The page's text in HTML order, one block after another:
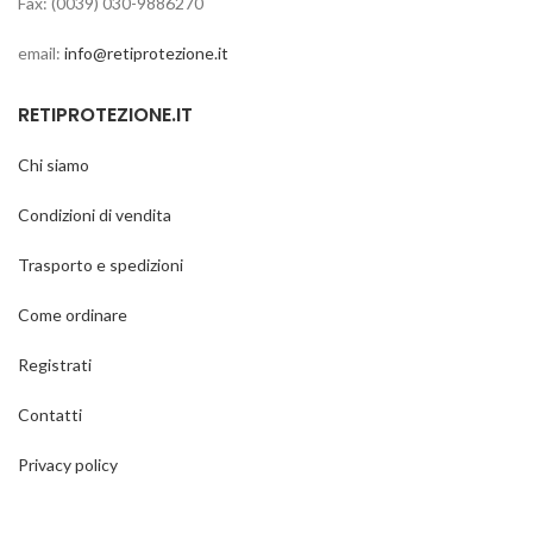
email: info@retiprotezione.it
RETIPROTEZIONE.IT
Chi siamo
Condizioni di vendita
Trasporto e spedizioni
Come ordinare
Registrati
Contatti
Privacy policy